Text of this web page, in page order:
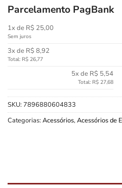
Parcelamento PagBank
1x de R$ 25,00
Sem juros
3x de R$ 8,92
Total: R$ 26,77
5x de R$ 5,54
Total: R$ 27,68
SKU:7896880604833
Categorias:Acessórios, Acessórios de